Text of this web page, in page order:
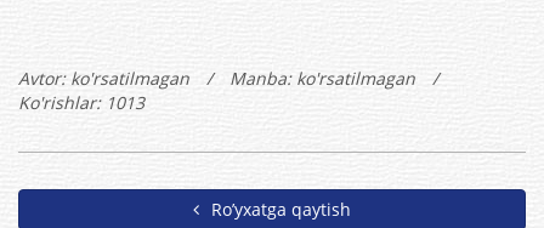
Avtor: ko'rsatilmagan / Manba: ko'rsatilmagan
/
Ko'rishlar: 1013
Ro’yxatga qaytish